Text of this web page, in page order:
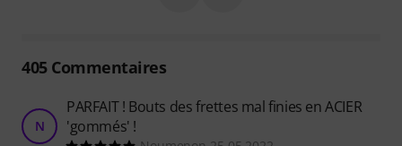
405Commentaires
N
PARFAIT ! Bouts des frettes mal finies en ACIER
'gommés' !